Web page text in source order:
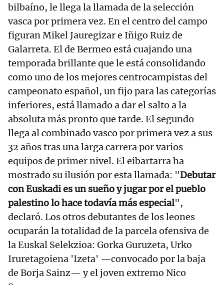
bilbaíno, le llega la llamada de la selección
vasca por primera vez. En el centro del campo
figuran Mikel Jauregizar e Iñigo Ruiz de
Galarreta. El de Bermeo está cuajando una
temporada brillante que le está consolidando
como uno de los mejores centrocampistas del
campeonato español, un fijo para las categorías
inferiores, está llamado a dar el salto a la
absoluta más pronto que tarde. El segundo
llega al combinado vasco por primera vez a sus
32 años tras una larga carrera por varios
equipos de primer nivel. El eibartarra ha
mostrado su ilusión por esta llamada: "Debutar
con Euskadi es un sueño y jugar por el pueblo
palestino lo hace todavía más especial",
declaró. Los otros debutantes de los leones
ocuparán la totalidad de la parcela ofensiva de
la Euskal Selekzioa: Gorka Guruzeta, Urko
Iruretagoiena 'Izeta' —convocado por la baja
de Borja Sainz— y el joven extremo Nico